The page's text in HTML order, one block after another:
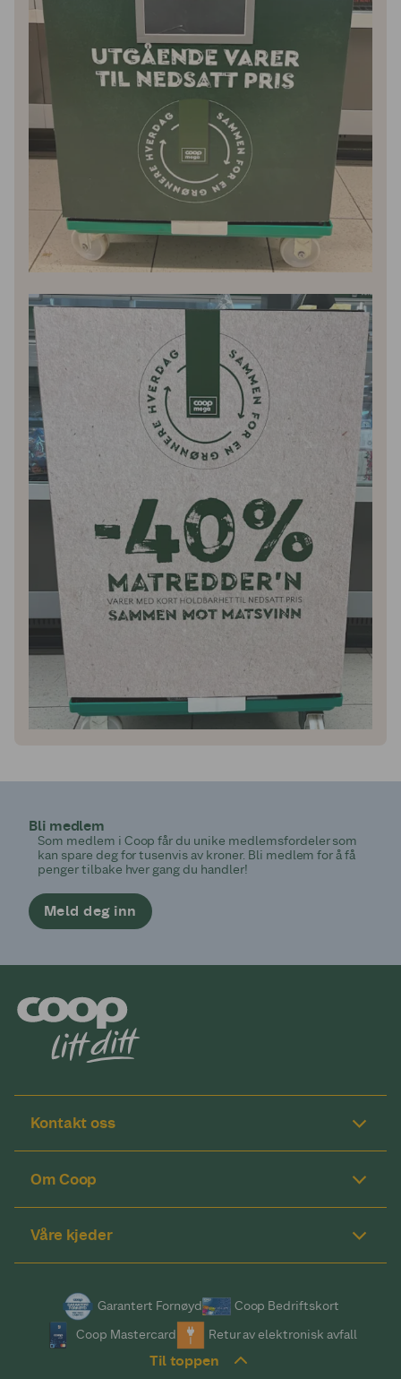
Bli medlem
Som medlem i Coop får du unike medlemsfordeler som
kan spare deg for tusenvis av kroner. Bli medlem for å få
penger tilbake hver gang du handler!
Meld deg inn
Kontakt oss
Om Coop
Våre kjeder
Garantert Fornøyd
Coop Bedriftskort
Coop Mastercard
Retur av elektronisk avfall
Til toppen